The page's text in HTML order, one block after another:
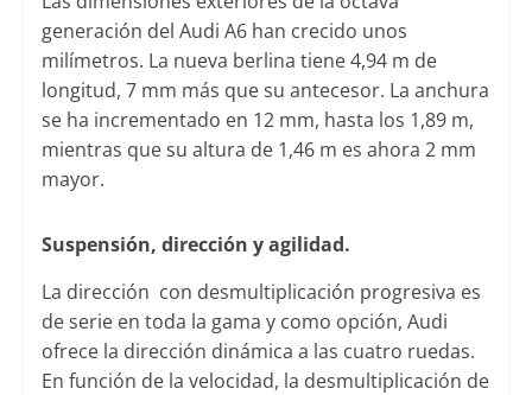
generación del Audi A6 han crecido unos
milímetros. La nueva berlina tiene 4,94 m de
longitud, 7 mm más que su antecesor. La anchura
se ha incrementado en 12 mm, hasta los 1,89 m,
mientras que su altura de 1,46 m es ahora 2 mm
mayor.
Suspensión, dirección y agilidad.
La dirección con desmultiplicación progresiva es
de serie en toda la gama y como opción, Audi
ofrece la dirección dinámica a las cuatro ruedas.
En función de la velocidad, la desmultiplicación de